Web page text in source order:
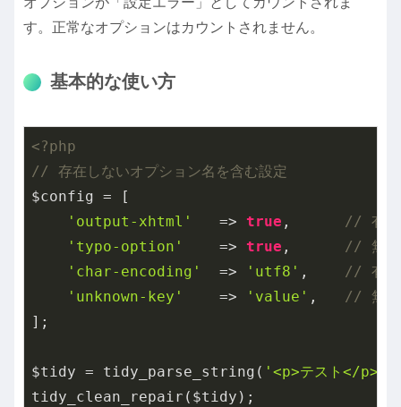
す。正常なオプションはカウントされません。
基本的な使い方
<?php
// 存在しないオプション名を含む設定
$config = [
'output-xhtml'
   =>
true , // 有効
'typo-option'
    =>
true , // 無効
'char-encoding'
  =>
'utf8' , // 有効
'unknown-key'
    =>
'value' , // 無効
];
$tidy = tidy_parse_string( '<p>テスト</p>'
tidy_clean_repair($tidy);